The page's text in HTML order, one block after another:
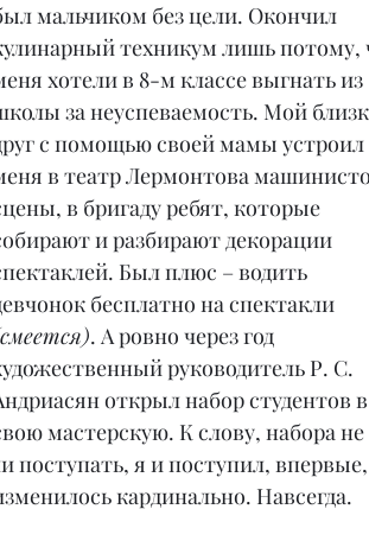
мальчиком без цели. Окончил
техникум лишь потому,
хотели в 8-м классе выгнать из
за неуспеваемость. Мой
с помощью своей мамы устроил
в театр Лермонтова
в бригаду ребят, которые
и разбирают декорации
Был плюс – водить
бесплатно на спектакли
. А ровно через год
руководитель Р. С.
открыл набор студентов в
мастерскую. К слову, набора не
поступать, я и поступил, впервые,
кардинально. Навсегда.